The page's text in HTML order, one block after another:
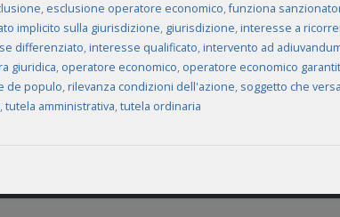
, esclusione operatore economico,funziona
implicito sulla giurisdizione, giurisdizione,interesse a
differenziato,interesse qualificato,intervento ad
giuridica, operatore economico, operatore economico
de populo,rilevanza condizioni dell'azione, soggetto che
,tutela amministrativa,tutela ordinaria